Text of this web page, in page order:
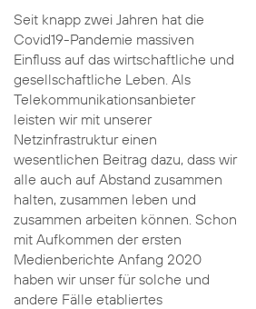
Seit knapp zwei Jahren hat die
Covid19-Pandemie massiven
Einfluss auf das wirtschaftliche und
gesellschaftliche Leben. Als
Telekommunikationsanbieter
leisten wir mit unserer
Netzinfrastruktur einen
wesentlichen Beitrag dazu, dass wir
alle auch auf Abstand zusammen
halten, zusammen leben und
zusammen arbeiten können. Schon
mit Aufkommen der ersten
Medienberichte Anfang 2020
haben wir unser für solche und
andere Fälle etabliertes